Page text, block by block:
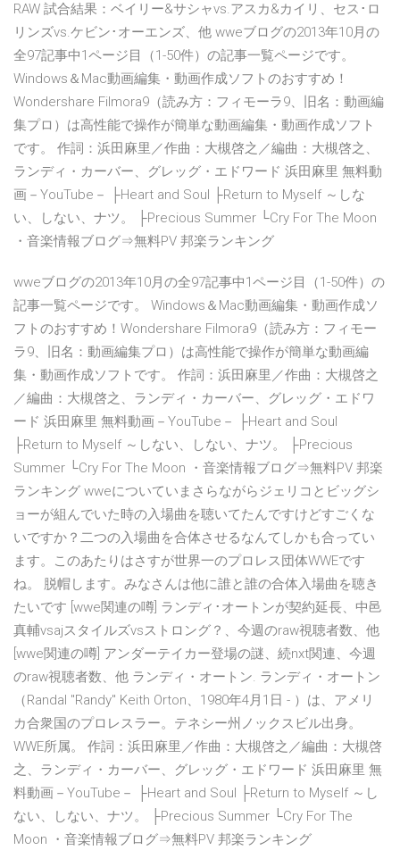
RAW 試合結果：ベイリー&サシャvs.アスカ&カイリ、セス･ロ
リンズvs.ケビン･オーエンズ、他 wweブログの2013年10月の
全97記事中1ページ目（1-50件）の記事一覧ページです。
Windows＆Mac動画編集・動画作成ソフトのおすすめ！
Wondershare Filmora9（読み方：フィモーラ9、旧名：動画編
集プロ）は高性能で操作が簡単な動画編集・動画作成ソフト
です。 作詞：浜田麻里／作曲：大槻啓之／編曲：大槻啓之、
ランディ・カーバー、グレッグ・エドワード 浜田麻里 無料動
画－YouTube－ ├Heart and Soul ├Return to Myself ～しな
い、しない、ナツ。 ├Precious Summer └Cry For The Moon
・音楽情報ブログ⇒無料PV 邦楽ランキング
wweブログの2013年10月の全97記事中1ページ目（1-50件）の
記事一覧ページです。 Windows＆Mac動画編集・動画作成ソ
フトのおすすめ！Wondershare Filmora9（読み方：フィモー
ラ9、旧名：動画編集プロ）は高性能で操作が簡単な動画編
集・動画作成ソフトです。 作詞：浜田麻里／作曲：大槻啓之
／編曲：大槻啓之、ランディ・カーバー、グレッグ・エドワ
ード 浜田麻里 無料動画－YouTube－ ├Heart and Soul
├Return to Myself ～しない、しない、ナツ。 ├Precious
Summer └Cry For The Moon ・音楽情報ブログ⇒無料PV 邦楽
ランキング wweについていまさらながらジェリコとビッグシ
ョーが組んでいた時の入場曲を聴いてたんですけどすごくな
いですか？二つの入場曲を合体させるなんてしかも合ってい
ます。このあたりはさすが世界一のプロレス団体WWEです
ね。 脱帽します。みなさんは他に誰と誰の合体入場曲を聴き
たいです [wwe関連の噂] ランディ･オートンが契約延長、中邑
真輔vsajスタイルズvsストロング？、今週のraw視聴者数、他
[wwe関連の噂] アンダーテイカー登場の謎、続nxt関連、今週
のraw視聴者数、他 ランディ・オートン. ランディ・オートン
（Randal "Randy" Keith Orton、1980年4月1日 - ）は、アメリ
カ合衆国のプロレスラー。テネシー州ノックスビル出身。
WWE所属。 作詞：浜田麻里／作曲：大槻啓之／編曲：大槻啓
之、ランディ・カーバー、グレッグ・エドワード 浜田麻里 無
料動画－YouTube－ ├Heart and Soul ├Return to Myself ～し
ない、しない、ナツ。 ├Precious Summer └Cry For The
Moon ・音楽情報ブログ⇒無料PV 邦楽ランキング